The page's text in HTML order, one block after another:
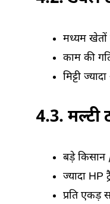
मध्यम
काम की
मिट्टी
4.3. मल्टी
बड़े
ज्यादा HP
प्रति एकड़